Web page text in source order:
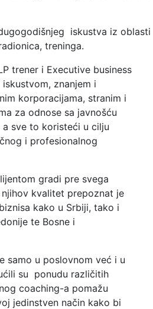
iskustva iz oblasti
treninga.
trener i Executive business
znanjem i
korporacijama, stranim i
za odnose sa javnošću
sve to koristeći u cilju
i profesionalnog
gradi pre svega
kvalitet prepoznat je
kako u Srbiji, tako i
te Bosne i
samo u poslovnom već i u
su ponudu različitih
coaching-a pomažu
jedinstven način kako bi